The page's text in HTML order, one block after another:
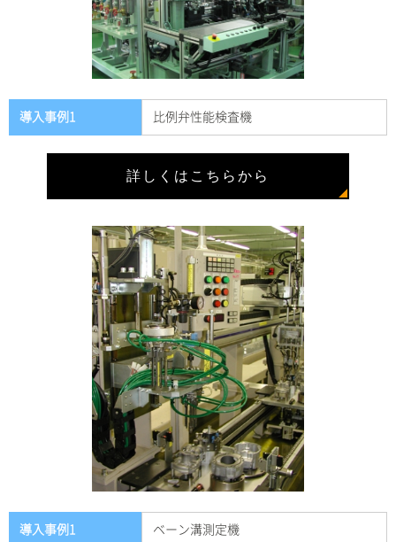
導入事例1 比例弁性能検査機
詳しくはこちらから
導入事例1 ベーン溝測定機